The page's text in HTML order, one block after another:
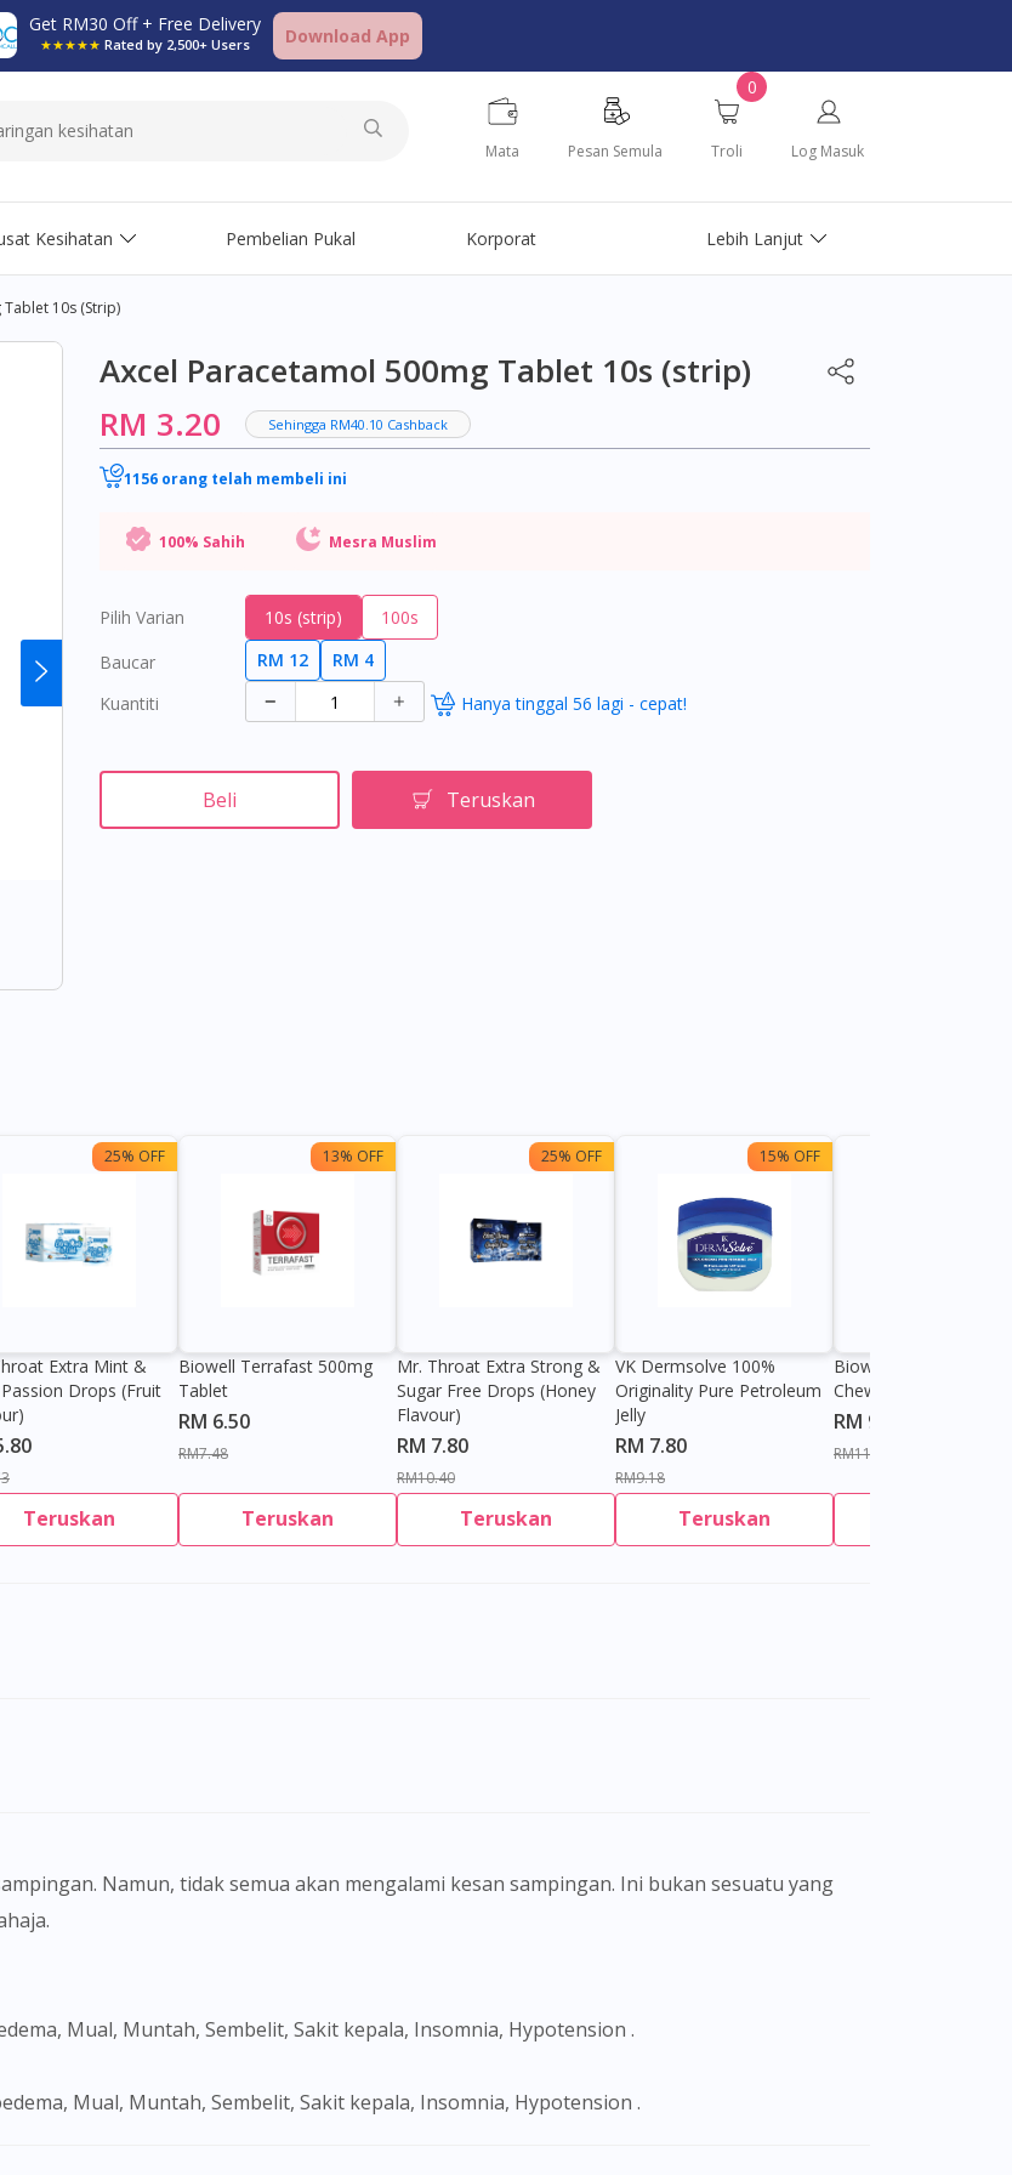
Get RM30 Off + Free Delivery
★★★★★ Rated by 2,500+ Users Download App
Mata Pesan Semula
0
Troli Log Masuk
Kesihatan Pembelian Pukal Korporat Lebih Lanjut
10s (strip)
Axcel Paracetamol 500mg Tablet 10s (strip)
RM 3.20
Sehingga RM40.10 Cashback
1156 orang telah membeli ini
100% Sahih Mesra Muslim
Pilih Varian 10s (strip)
100s
Baucar
RM 12
RM 4
Kuantiti
Hanya tinggal 56 lagi - cepat!
Beli Teruskan
25% OFF
Extra Mint &
Drops (Fruit
Teruskan
13% OFF
Biowell Terrafast 500mg
Tablet
RM 6.50
RM7.48
Teruskan
25% OFF
Mr. Throat Extra Strong &
Sugar Free Drops (Honey
Flavour)
RM 7.80
RM10.40
Teruskan
15% OFF
VK Dermsolve 100%
Originality Pure Petroleum
Jelly
RM 7.80
RM9.18
Teruskan
Biowell Zeero 200mg
Chewable Tablet
RM 9.80
RM11.27
Namun, tidak semua akan mengalami kesan sampingan. Ini bukan sesuatu yang
Mual, Muntah, Sembelit, Sakit kepala, Insomnia, Hypotension .
Mual, Muntah, Sembelit, Sakit kepala, Insomnia, Hypotension .